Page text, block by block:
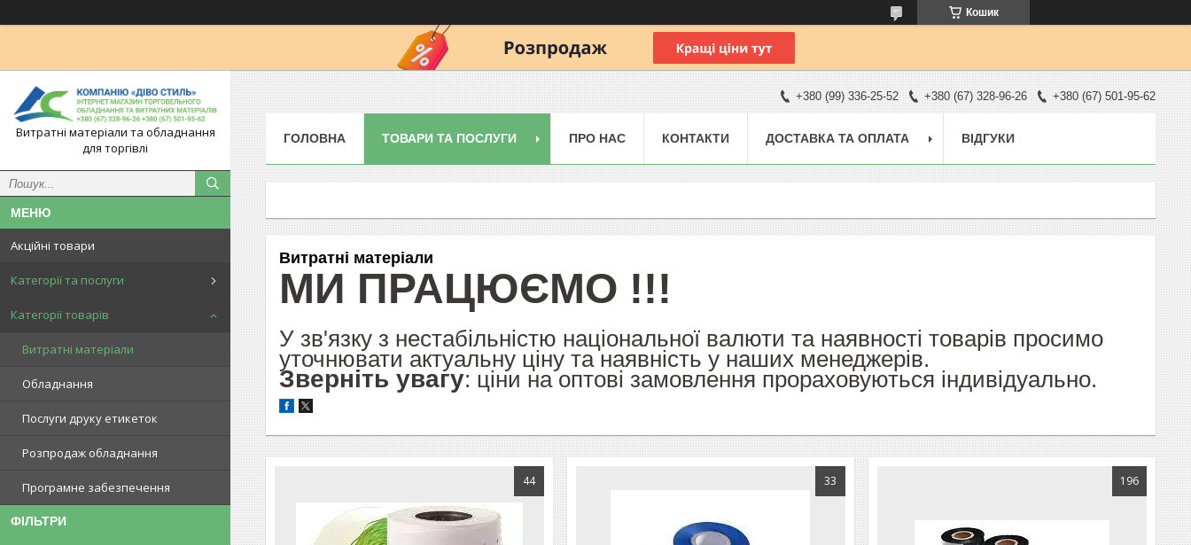
Кошик
Витратні матеріали та обладнання
для торгівлі
Акційні товари
Категорії та послуги
Категорії товарів
Витратні матеріали
Обладнання
Послуги друку етикеток
Розпродаж обладнання
Програмне забезпечення
ФІЛЬТРИ
+380 (99) 336-25-52 +380 (67) 328-96-26 +380 (67) 501-95-62
ГОЛОВНА ТОВАРИ ТА ПОСЛУГИ ПРО НАС КОНТАКТИ ДОСТАВКА ТА ОПЛАТА ВІДГУКИ
Витратні матеріали
МИ ПРАЦЮЄМО !!!
У зв'язку з нестабільністю національної валюти та наявності товарів просимо
уточнювати актуальну ціну та наявність у наших менеджерів.
Зверніть увагу: ціни на оптові замовлення прораховуються індивідуально.
44 33 196